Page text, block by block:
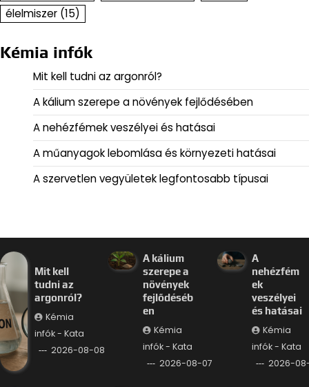
élelmiszer (15)
Kémia infók
Mit kell tudni az argonról?
A kálium szerepe a növények fejlődésében
A nehézfémek veszélyei és hatásai
A műanyagok lebomlása és környezeti hatásai
A szervetlen vegyületek legfontosabb típusai
Mit kell
tudni az
argonról?
Kémia
infók - Kata
2026-08-08
A kálium
szerepe a
növények
fejlődéséb
en
Kémia
infók - Kata
2026-08-07
A
nehézfém
ek
veszélyei
és hatásai
Kémia
infók - Kata
2026-